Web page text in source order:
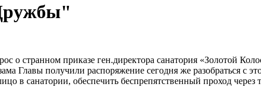
о странном приказе ген.директора санатория «Золотой
Главы получили распоряжение сегодня же разобраться с
в санатории, обеспечить беспрепятственный проход